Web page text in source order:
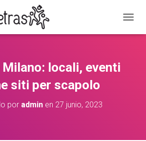
A
locali, eventi
siti per scapolo
por adminen 27 junio, 2023